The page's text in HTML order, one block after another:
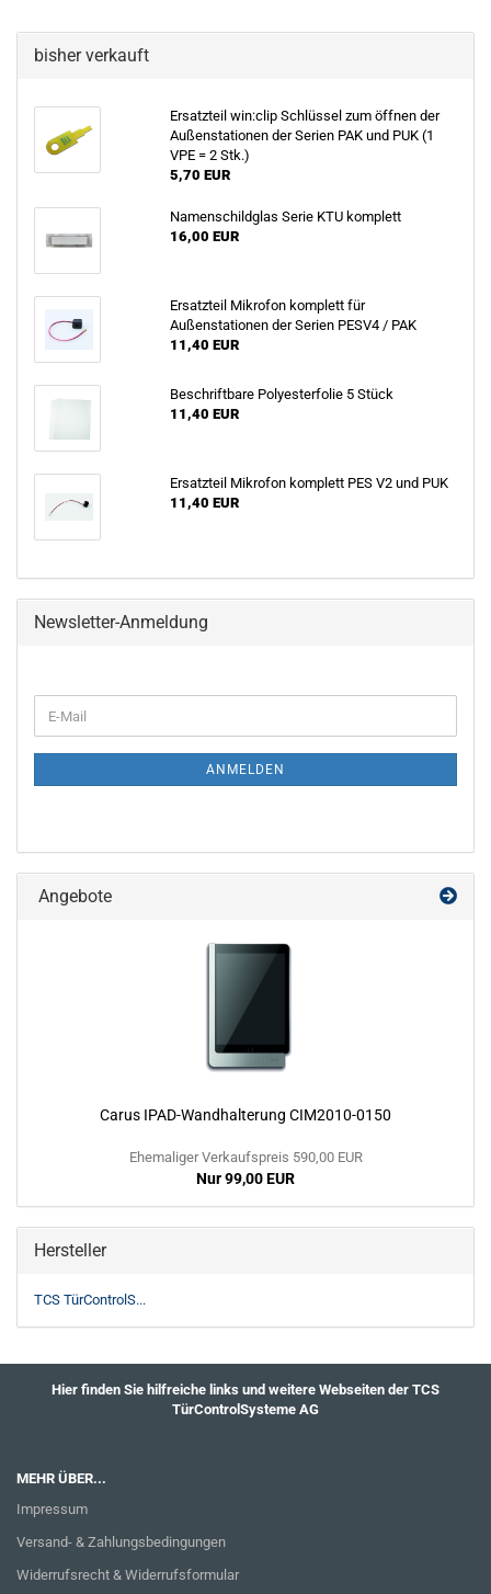
bisher verkauft
Ersatzteil win:clip Schlüssel zum öffnen der
Außenstationen der Serien PAK und PUK (1
VPE = 2 Stk.)
5,70 EUR
Namenschildglas Serie KTU komplett
16,00 EUR
Ersatzteil Mikrofon komplett für
Außenstationen der Serien PESV4 / PAK
11,40 EUR
Beschriftbare Polyesterfolie 5 Stück
11,40 EUR
Ersatzteil Mikrofon komplett PES V2 und PUK
11,40 EUR
Newsletter-Anmeldung
ZUR
E-
Mail
ANMELDEN
Angebote
Carus IPAD-Wandhalterung CIM2010-0150
Ehemaliger Verkaufspreis 590,00 EUR
Nur 99,00 EUR
Hersteller
TCS TürControlS...
Hier finden Sie hilfreiche links und weitere Webseiten der TCS
TürControlSysteme AG
MEHR ÜBER...
Impressum
Versand- & Zahlungsbedingungen
Widerrufsrecht & Widerrufsformular